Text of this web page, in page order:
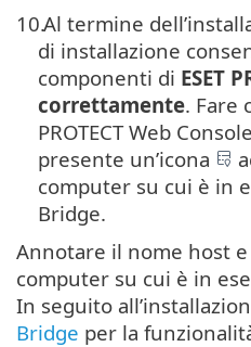
10.Al termine
di installazione
componenti di ESET
correttamente. Fare
PROTECT Web
presente un’icona
computer su cui è in
Bridge.
Annotare il nome host e
computer su cui è in
In seguito
Bridge per la